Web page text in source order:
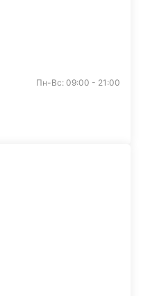
Пн-Вс: 09:00 - 21:00